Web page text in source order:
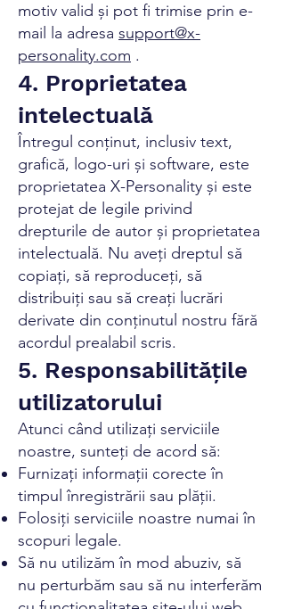
motiv valid și pot fi trimise prin e-
mail la adresa support@x-
personality.com .
4. Proprietatea
intelectuală
Întregul conținut, inclusiv text,
grafică, logo-uri și software, este
proprietatea X-Personality și este
protejat de legile privind
drepturile de autor și proprietatea
intelectuală. Nu aveți dreptul să
copiați, să reproduceți, să
distribuiți sau să creați lucrări
derivate din conținutul nostru fără
acordul prealabil scris.
5. Responsabilitățile
utilizatorului
Atunci când utilizați serviciile
noastre, sunteți de acord să:
Furnizați informații corecte în
timpul înregistrării sau plății.
Folosiți serviciile noastre numai în
scopuri legale.
Să nu utilizăm în mod abuziv, să
nu perturbăm sau să nu interferăm